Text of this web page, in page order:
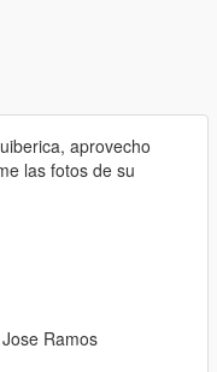
aprovecho
las fotos de su
Ramos